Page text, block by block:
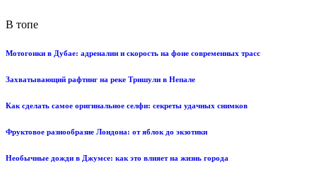
В топе
Мотогонки в Дубае: адреналин и скорость на фоне современных трасс
Захватывающий рафтинг на реке Тришули в Непале
Как сделать самое оригинальное селфи: секреты удачных снимков
Фруктовое разнообразие Лондона: от яблок до экзотики
Необычные дожди в Джумсе: как это влияет на жизнь города